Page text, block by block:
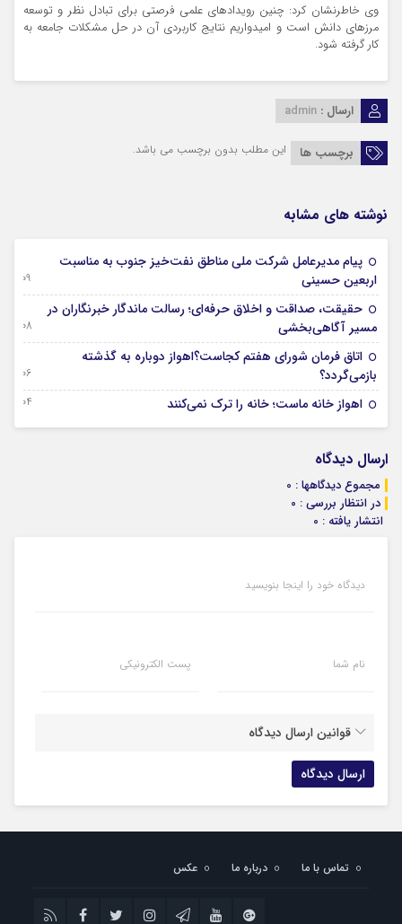
وی خاطرنشان کرد: چنین رویدادهای علمی فرصتی برای تبادل نظر و توسعه
مرزهای دانش است و امیدواریم نتایج کاربردی آن در حل مشکلات جامعه به
کار گرفته شود.
ارسال : admin
برچسب ها این مطلب بدون برچسب می باشد.
نوشته های مشابه
پیام مدیرعامل شركت ملی مناطق نفت‌خیز جنوب به مناسبت
اربعین حسینی
09 آگوست 2026
حقیقت، صداقت و اخلاق حرفه‌ای؛ رسالت ماندگار خبرنگاران در
مسیر آگاهی‌بخشی
08 آگوست 2026
اتاق فرمان شورای هفتم کجاست؟اهواز دوباره به گذشته
بازمی‌گردد؟
06 آگوست 2026
اهواز خانه ماست؛ خانه را ترک نمی‌کنند 04 آگوست 2026
ارسال دیدگاه
مجموع دیدگاهها : 0
در انتظار بررسی : 0
انتشار یافته : 0
دیدگاه خود را اینجا بنویسید
نام شما پست الکترونیکی
قوانین ارسال دیدگاه
تماس با ما درباره ما عکس